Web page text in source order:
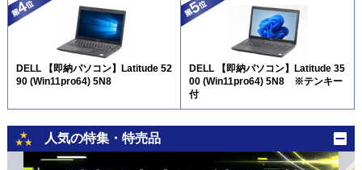
DELL 【即納パソコン】Latitude 52
90 (Win11pro64) 5N8
DELL 【即納パソコン】Latitude 35
00 (Win11pro64) 5N8 ※テンキー
付
人気の特集・特売品